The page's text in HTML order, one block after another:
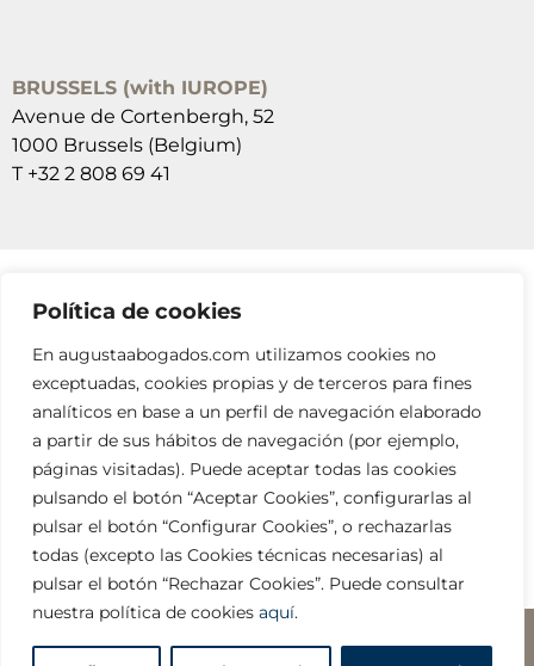
Política de cookies
En augustaabogados.com utilizamos cookies no
exceptuadas, cookies propias y de terceros para fines
analíticos en base a un perfil de navegación elaborado
a partir de sus hábitos de navegación (por ejemplo,
páginas visitadas). Puede aceptar todas las cookies
pulsando el botón “Aceptar Cookies”, configurarlas al
pulsar el botón “Configurar Cookies”, o rechazarlas
todas (excepto las Cookies técnicas necesarias) al
pulsar el botón “Rechazar Cookies”. Puede consultar
nuestra política de cookies aquí.
BRUSSELS (with IUROPE)
Avenue de Cortenbergh, 52
1000 Brussels (Belgium)
T +32 2 808 69 41
SUSCRÍBETE A NUESTRAS NEWSLETTERS
RELLENA EL FORMULARIO
info@augustaabogados.com
Legal y privacidad□ Copyright ©2023 AUGUSTA